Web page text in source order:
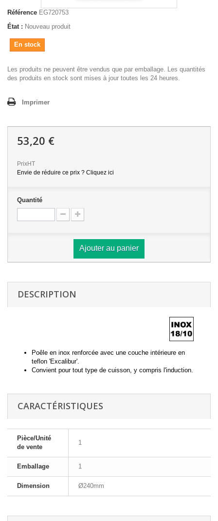
Référence EG720753
État : Nouveau produit
En stock
Les produits ne peuvent être vendus que par emballage. Les quantités
des produits en stock sont mises à jour toutes les 24 heures.
Imprimer
53,20 €
PrixHT
Envie de réduire ce prix ? Cliquez ici
Quantité
Ajouter au panier
DESCRIPTION
Poêle en inox renforcée avec une couche intérieure en
teflon 'Excalibur'.
Convient pour tout type de cuisson, y compris l'induction.
CARACTÉRISTIQUES
Pièce/Unité
de vente
1
Emballage 1
Dimension Ø240mm